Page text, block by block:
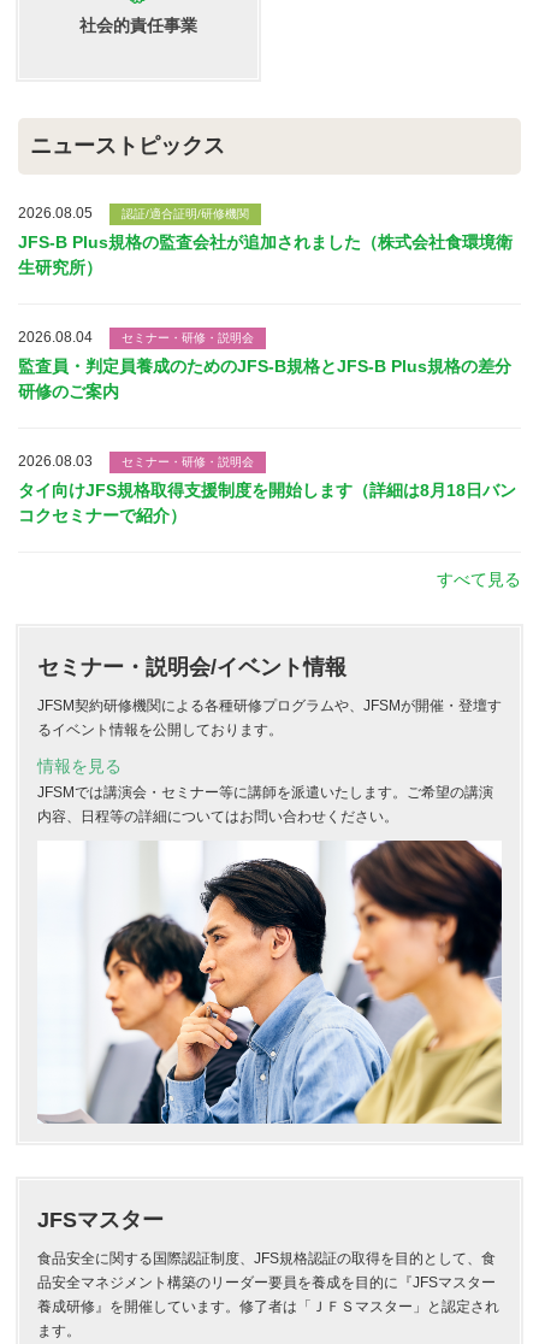
社会的責任事業
ニューストピックス
2026.08.05 認証/適合証明/研修機関
JFS-B Plus規格の監査会社が追加されました（株式会社食環境衛
生研究所）
2026.08.04 セミナー・研修・説明会
監査員・判定員養成のためのJFS-B規格とJFS-B Plus規格の差分
研修のご案内
2026.08.03 セミナー・研修・説明会
タイ向けJFS規格取得支援制度を開始します（詳細は8月18日バン
コクセミナーで紹介）
すべて見る
セミナー・説明会/イベント情報
JFSM契約研修機関による各種研修プログラムや、JFSMが開催・登壇す
るイベント情報を公開しております。
情報を見る
JFSMでは講演会・セミナー等に講師を派遣いたします。ご希望の講演
内容、日程等の詳細についてはお問い合わせください。
JFSマスター
⾷品安全に関する国際認証制度、JFS規格認証の取得を⽬的として、⾷
品安全マネジメント構築のリーダー要員を養成を⽬的に『JFSマスター
養成研修』を開催しています。修了者は「ＪＦＳマスター」と認定され
ます。